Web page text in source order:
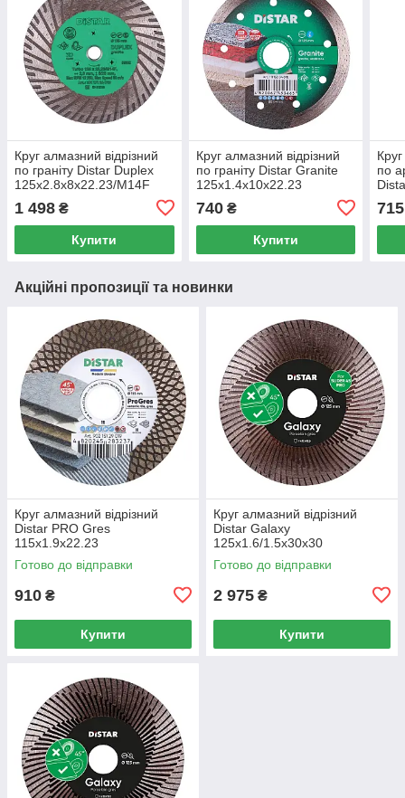
Круг алмазний відрізний
по граніту Distar Duplex
125x2.8x8x22.23/M14F
1 498 ₴
Купити
Круг алмазний відрізний
по граніту Distar Granite
125x1.4x10x22.23
740₴
Купити
по
715
Акційні пропозиції та новинки
Круг алмазний вiдрiзний
Distar PRO Gres
115x1.9x22.23
Готово до відправки
910 ₴
Купити
Круг алмазний вiдрiзний
Distar Galaxy
125x1.6/1.5x30x30
Готово до відправки
2 975 ₴
Купити